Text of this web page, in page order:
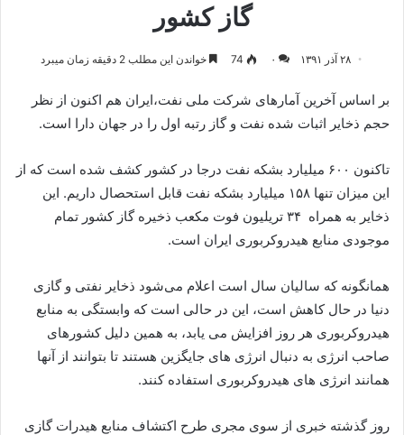
گاز کشور
۲۸ آذر ۱۳۹۱ ۰ 74 خواندن این مطلب 2 دقیقه زمان میبرد
بر اساس آخرین آمارهای شرکت ملی نفت،ایران هم اکنون از نظر
حجم ذخایر اثبات شده نفت‌ و گاز رتبه اول را در جهان دارا است.
تاکنون ۶۰۰ میلیارد بشکه نفت درجا در کشور کشف شده است که از
این میزان تنها ۱۵۸ میلیارد بشکه نفت قابل استحصال داریم. این
ذخایر به همراه ۳۴ تریلیون فوت مکعب ذخیره گاز کشور تمام
موجودی منابع هیدروکربوری ایران است.
همانگونه که سالیان سال است اعلام می‌شود ذخایر نفتی و گازی
دنیا در حال کاهش است، این در حالی است که وابستگی به منابع
هیدروکربوری هر روز افزایش می یابد، به همین دلیل کشورهای
صاحب انرژی به دنبال انرژی های جایگزین هستند تا بتوانند از آنها
همانند انرژی های هیدروکربوری استفاده کنند.
روز گذشته خبری از سوی مجری طرح اکتشاف منابع هیدرات گازی